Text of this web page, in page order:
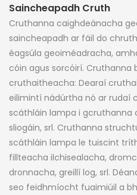
Saincheapadh Cruth
Cruthanna caighdeánacha
saincheapadh ar fáil do
éagsúla geoiméadracha,
cóin agus sorcóirí.
cruthaitheacha: Dearaí
eilimintí nádúrtha nó ar rudaí
scáthláin lampa i gcruthanna
sliogáin, srl. Cruthanna
scáthláin lampa le tuiscint
fillteacha ilchisealacha,
dronnacha, greillí log, srl.
seo feidhmíocht fuaimiúil a